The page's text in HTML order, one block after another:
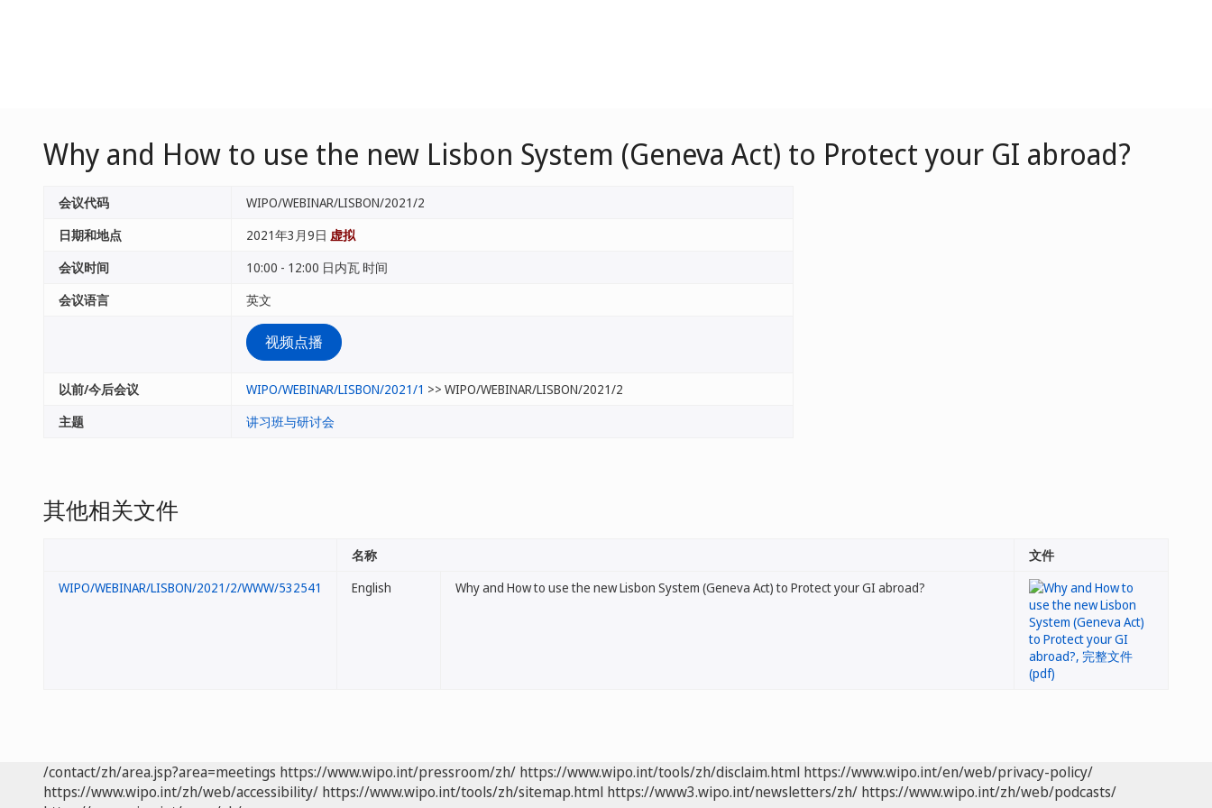
Why and How to use the new Lisbon System (Geneva Act) to Protect your GI abroad?
会议代码
WIPO/WEBINAR/LISBON/2021/2
日期和地点
2021年3月9日 虚拟
会议时间
10:00 - 12:00 日内瓦 时间
会议语言
英文
视频点播
以前/今后会议 WIPO/WEBINAR/LISBON/2021/1 >> WIPO/WEBINAR/LISBON/2021/2
主题
讲习班与研讨会
其他相关文件
名称
文件
WIPO/WEBINAR/LISBON/2021/2/WWW/532541
English Why and How to use the new Lisbon System (Geneva Act) to Protect your GI abroad?
/contact/zh/area.jsp?area=meetings https://www.wipo.int/pressroom/zh/ https://www.wipo.int/tools/zh/disclaim.html https://www.wipo.int/en/web/privacy-policy/
https://www.wipo.int/zh/web/accessibility/ https://www.wipo.int/tools/zh/sitemap.html https://www3.wipo.int/newsletters/zh/ https://www.wipo.int/zh/web/podcasts/